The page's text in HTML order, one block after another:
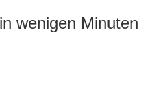
wenigen Minuten